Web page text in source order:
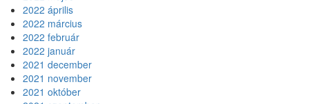
2022 április
2022 március
2022 február
2022 január
2021 december
2021 november
2021 október